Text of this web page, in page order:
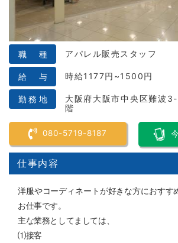
職 種 アパレル販売スタッフ
給 与 時給1177円~1500円
勤務地
大阪府大阪市中央区難波
階
080-5719-8187
仕事内容
洋服やコーディネートが好きな方におすす
お仕事です。
主な業務としてましては、
⑴接客